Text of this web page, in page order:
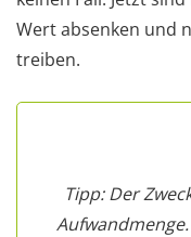
Wert absenken und
treiben.
Tipp: Der